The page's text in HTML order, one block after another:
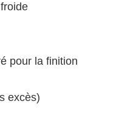
pour la finition
excès)